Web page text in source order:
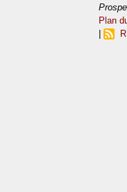
Plan